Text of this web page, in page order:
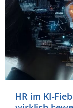
HR im KI-